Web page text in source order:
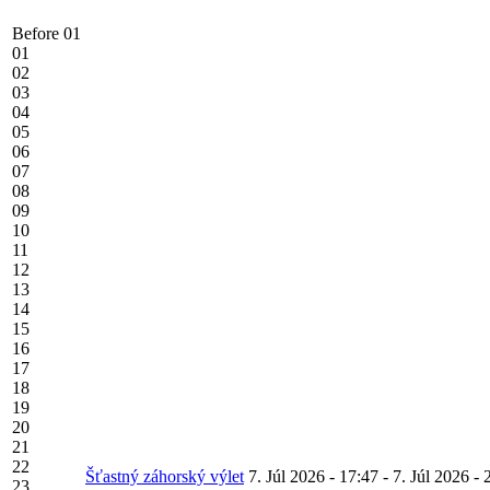
Before 01
01
02
03
04
05
06
07
08
09
10
11
12
13
14
15
16
17
18
19
20
21
22
Šťastný záhorský výlet 7. Júl 2026 - 17:47 - 7. Júl 2026 -